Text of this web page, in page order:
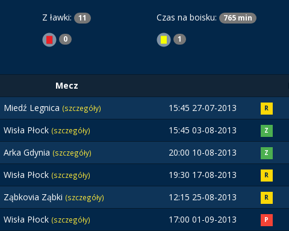
Z ławki: 11 Czas na boisku: 765 min
0 1
Mecz
Miedź Legnica (szczegóły) 15:45 27-07-2013 R
Wisła Płock (szczegóły) 15:45 03-08-2013 Z
Arka Gdynia (szczegóły) 20:00 10-08-2013 Z
Wisła Płock (szczegóły) 19:30 17-08-2013 R
Ząbkovia Ząbki (szczegóły) 12:15 25-08-2013 R
Wisła Płock (szczegóły) 17:00 01-09-2013 P